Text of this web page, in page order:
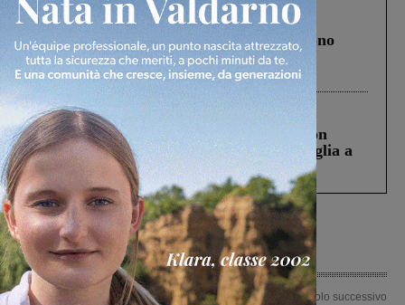
Cronaca 4 Agosto 2026
Un anno fa la strage in A1 in cui morirono
Gianni, Giulia e Franco. Lo schianto, il
processo, lo stop ai sorpassi fra tir....
Cronaca 3 Agosto 2026
Scomparso da una struttura di Castiglion
Fiorentino l’uomo che aveva ucciso la figlia a
Levane nel 2020
Articolo precedente
Articolo successivo